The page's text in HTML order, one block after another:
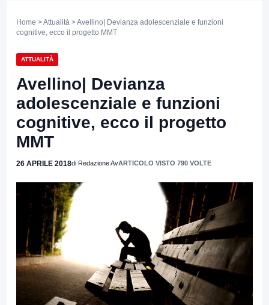
Home >Attualità > Avellino| Devianza adolescenziale e funzioni
cognitive, ecco il progetto MMT
ATTUALITÀ
Avellino| Devianza
adolescenziale e funzioni
cognitive, ecco il progetto
MMT
26 APRILE 2018di Redazione AvARTICOLO VISTO 790 VOLTE